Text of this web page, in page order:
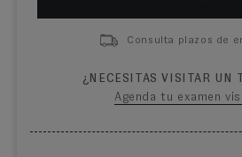
Consulta plazos de
¿NECESITAS VISITAR UN
Agenda tu examen